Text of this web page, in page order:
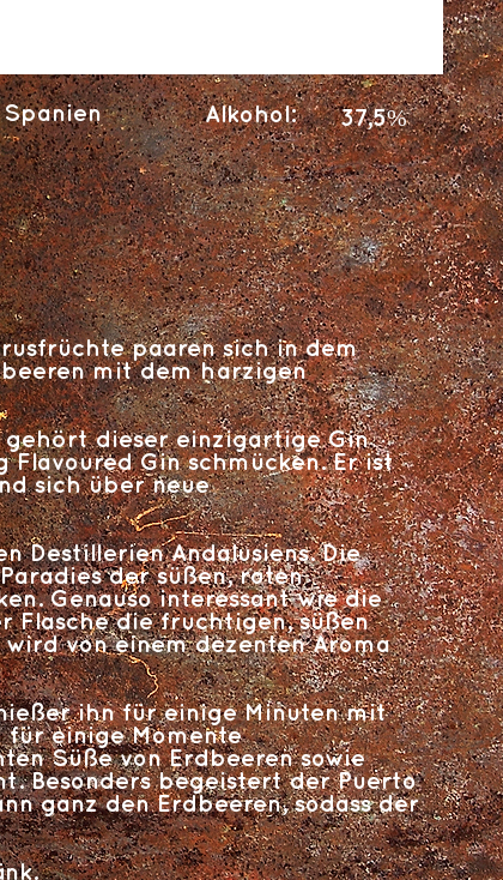
Spanien Alkohol: 37,5%
paaren sich in dem
mit dem harzigen
gehört dieser einzigartige Gin
Gin schmücken. Er ist
sich über neue
Destillerien Andalusiens. Die
der süßen, roten
Genauso interessant wie die
Flasche die fruchtigen, süßen
von einem dezenten Aroma
ihn für einige Minuten mit
für einige Momente
Süße von Erdbeeren sowie
Besonders begeistert der Puerto
ganz den Erdbeeren, sodass der